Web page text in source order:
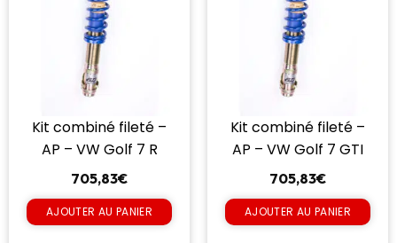
Kit combiné fileté –
AP – VW Golf 7 R
705,83€
AJOUTER AU PANIER
Kit combiné fileté –
AP – VW Golf 7 GTI
705,83€
AJOUTER AU PANIER